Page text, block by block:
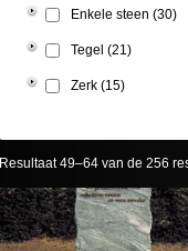
Enkele steen (30)
Tegel (21)
Zerk (15)
Resultaat 49–64 van de 256